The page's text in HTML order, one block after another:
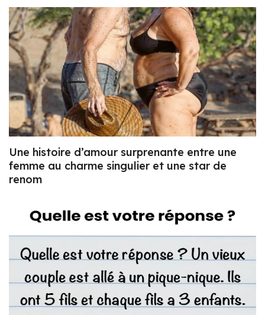
Une histoire d’amour surprenante entre une
femme au charme singulier et une star de
renom